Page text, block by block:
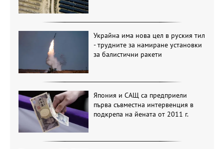
Украйна има нова цел в руския тил
- трудните за намиране установки
за балистични ракети
Япония и САЩ са предприели
първа съвместна интервенция в
подкрепа на йената от 2011 г.